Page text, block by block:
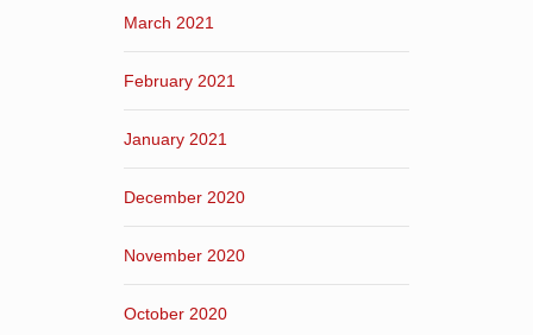
March 2021
February 2021
January 2021
December 2020
November 2020
October 2020